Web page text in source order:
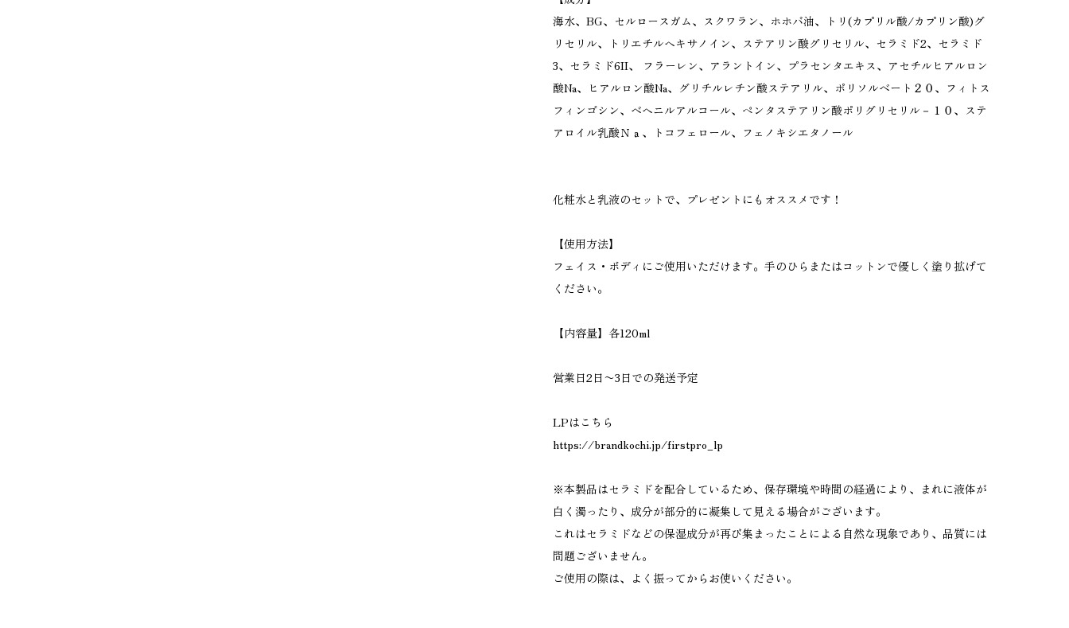
海水、BG、セルロースガム、スクワラン、ホホバ油、トリ(カプリル酸/カプリン酸)グ
リセリル、トリエチルヘキサノイン、ステアリン酸グリセリル、セラミド2、セラミド
3、セラミド6II、 フラーレン、アラントイン、プラセンタエキス、アセチルヒアルロン
酸Na、ヒアルロン酸Na、グリチルレチン酸ステアリル、ポリソルベート２０、フィトス
フィンゴシン、ベヘニルアルコール、ペンタステアリン酸ポリグリセリル－１０、ステ
アロイル乳酸Ｎａ、トコフェロール、フェノキシエタノール
化粧水と乳液のセットで、プレゼントにもオススメです！
【使用方法】
フェイス・ボディにご使用いただけます。手のひらまたはコットンで優しく塗り拡げて
ください。
【内容量】各120ml
営業日2日〜3日での発送予定
LPはこちら
https://brandkochi.jp/firstpro_lp
※本製品はセラミドを配合しているため、保存環境や時間の経過により、まれに液体が
白く濁ったり、成分が部分的に凝集して見える場合がございます。
これはセラミドなどの保湿成分が再び集まったことによる自然な現象であり、品質には
問題ございません。
ご使用の際は、よく振ってからお使いください。